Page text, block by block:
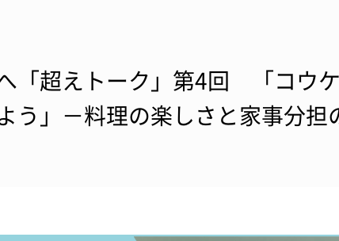
「超えトーク」第4回 「コウ
う」－料理の楽しさと家事分担